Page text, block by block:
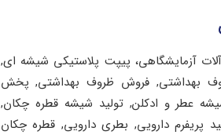
آزمایشگاهی، پیپت پلاستیکی شیشه ای,
بهداشتی, فروش ظروف بهداشتی, پخش
عطر و ادکلن, تولید شیشه قطره چکان,
پریفرم دارویی, بطری دارویی, قطره چکان